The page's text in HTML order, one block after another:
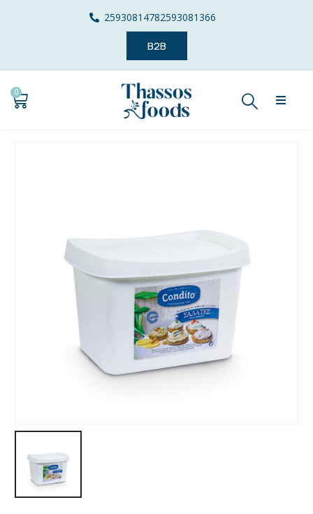
25930814782593081366
B2B
0